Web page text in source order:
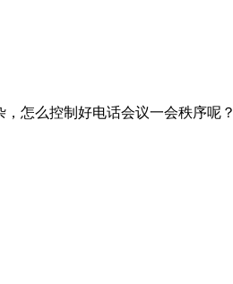
怎么控制好电话会议一会秩序呢？